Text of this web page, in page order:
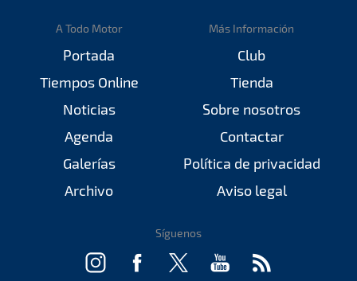
A Todo Motor
Portada
Tiempos Online
Noticias
Agenda
Galerías
Archivo
Más Información
Club
Tienda
Sobre nosotros
Contactar
Política de privacidad
Aviso legal
Síguenos